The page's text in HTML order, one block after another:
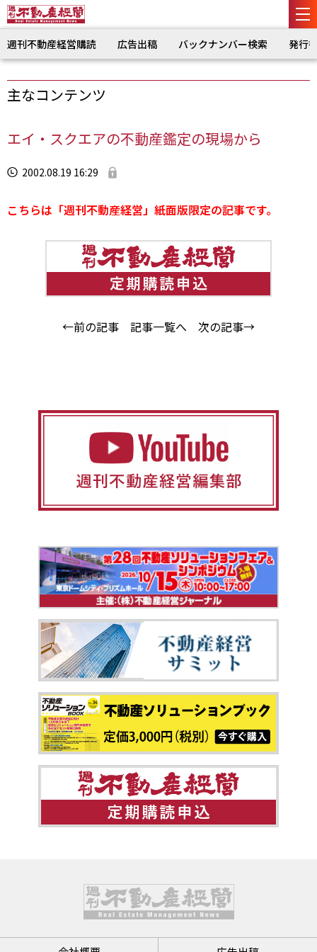
週刊不動産経営購読 広告出稿 バックナンバー検索 発行
主なコンテンツ
エイ・スクエアの不動産鑑定の現場から
2002.08.19 16:29
こちらは「週刊不動産経営」紙面版限定の記事です。
←前の記事 記事一覧へ 次の記事→